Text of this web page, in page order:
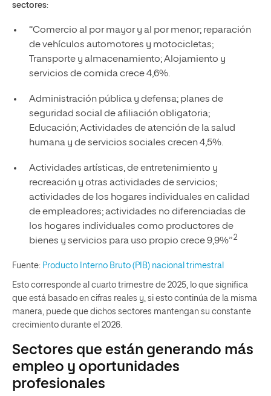
sectores:
“Comercio al por mayor y al por menor; reparación
de vehículos automotores y motocicletas;
Transporte y almacenamiento; Alojamiento y
servicios de comida crece 4,6%.
Administración pública y defensa; planes de
seguridad social de afiliación obligatoria;
Educación; Actividades de atención de la salud
humana y de servicios sociales crecen 4,5%.
Actividades artísticas, de entretenimiento y
recreación y otras actividades de servicios;
actividades de los hogares individuales en calidad
de empleadores; actividades no diferenciadas de
los hogares individuales como productores de
bienes y servicios para uso propio crece 9,9%”2
Fuente: Producto Interno Bruto (PIB) nacional trimestral
Esto corresponde al cuarto trimestre de 2025, lo que significa
que está basado en cifras reales y, si esto continúa de la misma
manera, puede que dichos sectores mantengan su constante
crecimiento durante el 2026.
Sectores que están generando más
empleo y oportunidades
profesionales